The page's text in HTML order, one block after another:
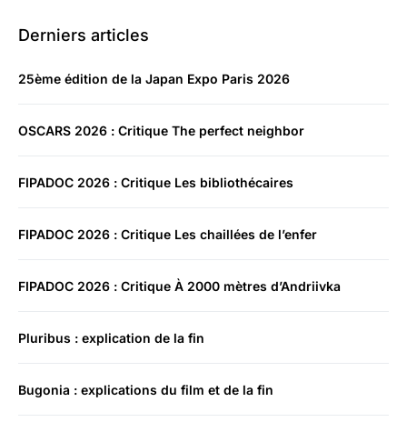
Derniers articles
25ème édition de la Japan Expo Paris 2026
OSCARS 2026 : Critique The perfect neighbor
FIPADOC 2026 : Critique Les bibliothécaires
FIPADOC 2026 : Critique Les chaillées de l’enfer
FIPADOC 2026 : Critique À 2000 mètres d’Andriivka
Pluribus : explication de la fin
Bugonia : explications du film et de la fin